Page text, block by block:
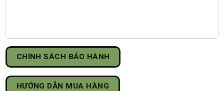
CHÍNH SÁCH BẢO HÀNH
HƯỚNG DẪN MUA HÀNG